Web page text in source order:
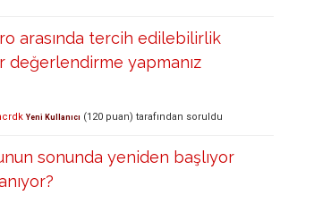
arasında tercih edilebilirlik
değerlendirme yapmanız
Yeni Kullanıcı (120 puan) tarafından soruldu
sonunda yeniden başlıyor